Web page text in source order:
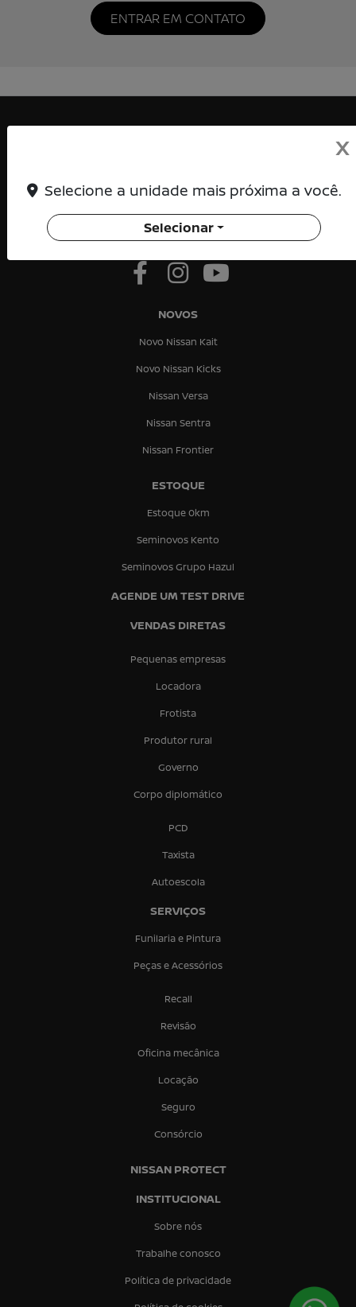
ENTRAR EM CONTATO
NOVOS
Novo Nissan Kait
Novo Nissan Kicks
Nissan Versa
Nissan Sentra
Nissan Frontier
ESTOQUE
Estoque 0km
Seminovos Kento
Seminovos Grupo Hazul
AGENDE UM TEST DRIVE
VENDAS DIRETAS
Pequenas empresas
Locadora
Frotista
Produtor rural
Governo
Corpo diplomático
PCD
Taxista
Autoescola
SERVIÇOS
Funilaria e Pintura
Peças e Acessórios
Recall
Revisão
Oficina mecânica
Locação
Seguro
Consórcio
NISSAN PROTECT
INSTITUCIONAL
Sobre nós
Trabalhe conosco
Política de privacidade
X
Selecione a unidade mais próxima a você.
Selecionar